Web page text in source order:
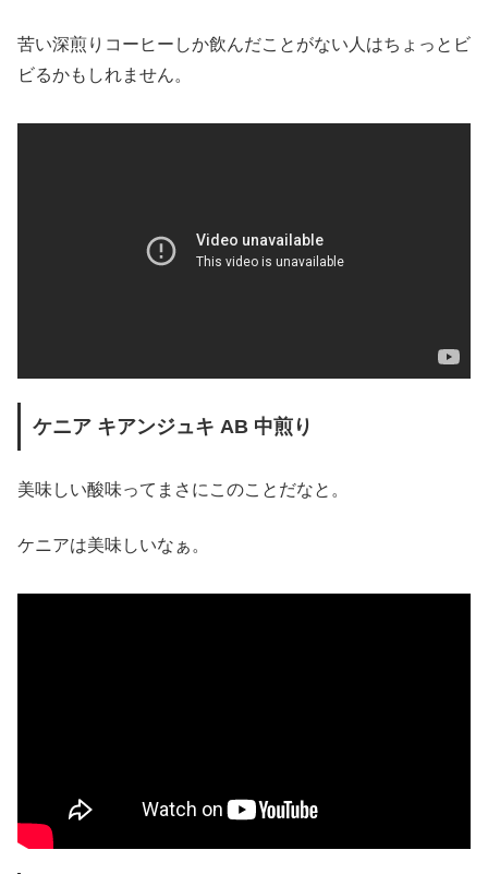
苦い深煎りコーヒーしか飲んだことがない人はちょっとビ
ビるかもしれません。
ケニア キアンジュキ AB 中煎り
美味しい酸味ってまさにこのことだなと。
ケニアは美味しいなぁ。